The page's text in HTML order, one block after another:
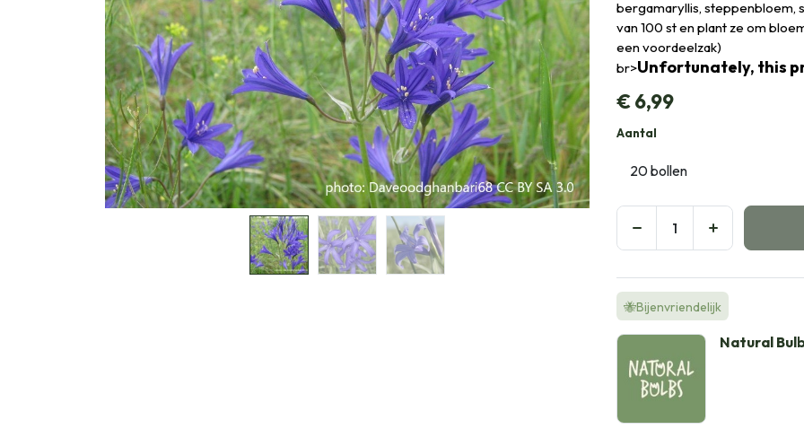
bergamaryllis, steppenbloem,
van 100 st en plant ze om
een voordeelzak)
br>Unfortunately, this
€6,99
Aantal
🐝Bijenvriendelijk
Natural